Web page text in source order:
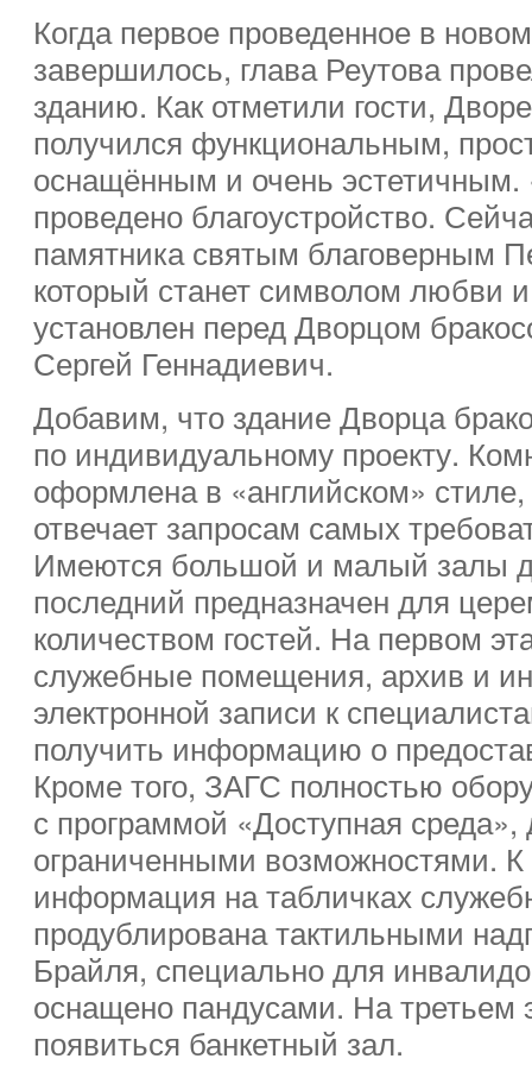
Когда первое проведенное в
завершилось, глава Реутова
зданию. Как отметили гости,
получился функциональным,
оснащённым и очень эстетичным.
проведено благоустройство.
памятника святым благоверным
который станет символом любви
установлен перед Дворцом
Сергей Геннадиевич.
Добавим, что здание Дворца
по индивидуальному проекту.
оформлена в «английском»
отвечает запросам самых
Имеются большой и малый залы
последний предназначен для
количеством гостей. На первом
служебные помещения, архив и
электронной записи к
получить информацию о
Кроме того, ЗАГС полностью
с программой «Доступная
ограниченными возможностями.
информация на табличках
продублирована тактильными
Брайля, специально для
оснащено пандусами. На третьем
появиться банкетный зал.